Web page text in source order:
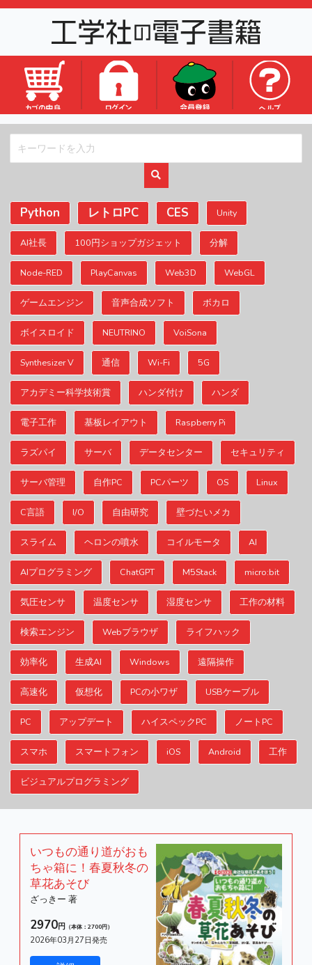
Python レトロPC CES Unity
AI社長 100円ショップガジェット 分解
Node-RED PlayCanvas Web3D WebGL
ゲームエンジン 音声合成ソフト ボカロ
ボイスロイド NEUTRINO VoiSona
Synthesizer V 通信 Wi-Fi 5G
アカデミー科学技術賞 ハンダ付け ハンダ
電子工作 基板レイアウト Raspberry Pi
ラズパイ サーバ データセンター セキュリティ
サーバ管理 自作PC PCパーツ OS Linux
C言語 I/O 自由研究 壁づたいメカ
スライム ヘロンの噴水 コイルモータ AI
AIプログラミング ChatGPT M5Stack micro:bit
気圧センサ 温度センサ 湿度センサ 工作の材料
検索エンジン Webブラウザ ライフハック
効率化 生成AI Windows 遠隔操作
高速化 仮想化 PCの小ワザ USBケーブル
PC アップデート ハイスペックPC ノートPC
スマホ スマートフォン iOS Android 工作
ビジュアルプログラミング
いつもの通り道がおも
ちゃ箱に！春夏秋冬の
草花あそび
ざっきー 著
2970円 （本体：2700円）
2026年03月27日発売